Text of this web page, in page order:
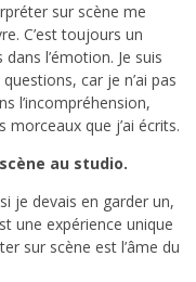
sur scène me
C’est toujours un
l’émotion. Je suis
car je n’ai pas
l’incompréhension,
que j’ai écrits.
au studio.
je devais en garder un,
une expérience unique
sur scène est l’âme du